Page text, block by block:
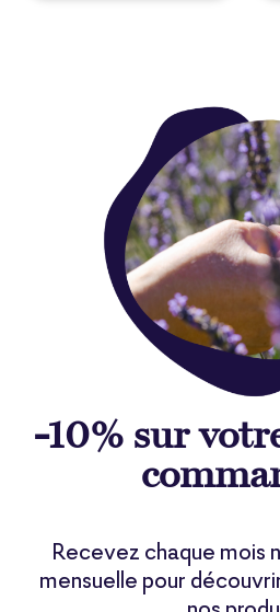
-10% sur
Recevez chaque
mensuelle pour